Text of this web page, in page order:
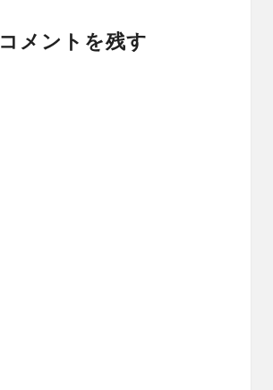
コメントを残す